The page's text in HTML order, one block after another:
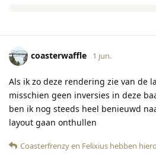
coasterwaffle 1 jun.
Als ik zo deze rendering zie van de
misschien geen inversies in deze
ben ik nog steeds heel benieuwd
layout gaan onthullen
Coasterfrenzyen Felixius hebben